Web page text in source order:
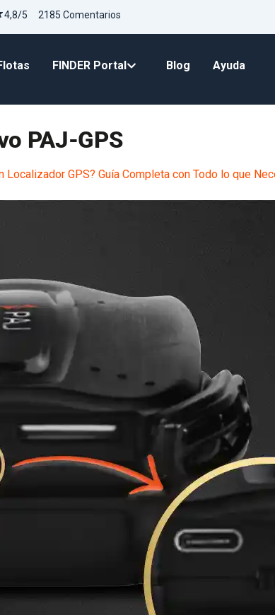
4,8/5 2185 Comentarios
FINDER Portal Blog Ayuda
PAJ-GPS
Localizador GPS? Guía Completa con Todo lo que